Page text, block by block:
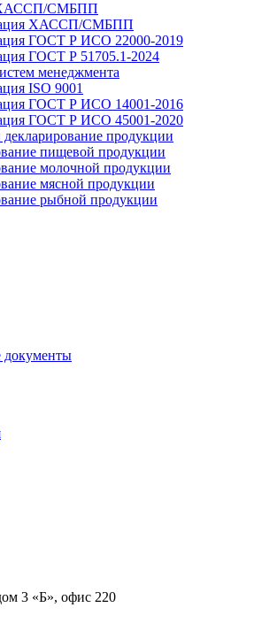
ХАССП/СМБПП
ХАССП/СМБПП
ГОСТ Р ИСО 22000-2019
ГОСТ Р 51705.1-2024
менеджмента
ISO 9001
ГОСТ Р ИСО 14001-2016
ГОСТ Р ИСО 45001-2020
продукции
пищевой продукции
молочной продукции
мясной продукции
рыбной продукции
документы
3 «Б», офис 220